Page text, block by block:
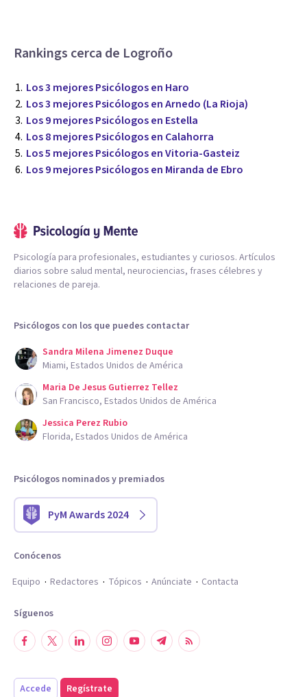
Rankings cerca de Logroño
Los 3 mejores Psicólogos en Haro
Los 3 mejores Psicólogos en Arnedo (La Rioja)
Los 9 mejores Psicólogos en Estella
Los 8 mejores Psicólogos en Calahorra
Los 5 mejores Psicólogos en Vitoria-Gasteiz
Los 9 mejores Psicólogos en Miranda de Ebro
Psicología para profesionales, estudiantes y curiosos. Artículos
diarios sobre salud mental, neurociencias, frases célebres y
relaciones de pareja.
Psicólogos con los que puedes contactar
Sandra Milena Jimenez Duque
Miami, Estados Unidos de América
Maria De Jesus Gutierrez Tellez
San Francisco, Estados Unidos de América
Jessica Perez Rubio
Florida, Estados Unidos de América
Psicólogos nominados y premiados
PyM Awards 2024
Conócenos
Equipo
Redactores Tópicos Anúnciate Contacta
Síguenos
Accede Regístrate